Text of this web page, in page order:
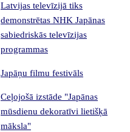
Latvijas televīzijā tiks
demonstrētas NHK Japānas
sabiedriskās televīzijas
programmas
Japāņu filmu festivāls
Ceļojošā izstāde "Japānas
mūsdienu dekoratīvi lietišķā
māksla"